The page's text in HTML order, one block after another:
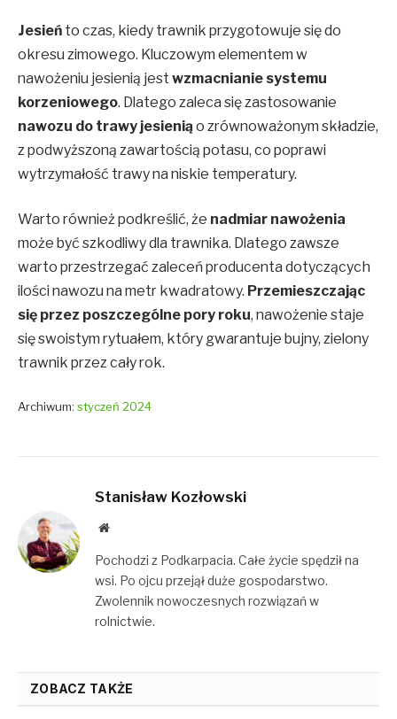
Jesień to czas, kiedy trawnik przygotowuje się do
okresu zimowego. Kluczowym elementem w
nawożeniu jesienią jest wzmacnianie systemu
korzeniowego. Dlatego zaleca się zastosowanie
nawozu do trawy jesienią o zrównoważonym składzie,
z podwyższoną zawartością potasu, co poprawi
wytrzymałość trawy na niskie temperatury.
Warto również podkreślić, że nadmiar nawożenia
może być szkodliwy dla trawnika. Dlatego zawsze
warto przestrzegać zaleceń producenta dotyczących
ilości nawozu na metr kwadratowy. Przemieszczając
się przez poszczególne pory roku, nawożenie staje
się swoistym rytuałem, który gwarantuje bujny, zielony
trawnik przez cały rok.
Archiwum: styczeń 2024
Stanisław Kozłowski
Website
Pochodzi z Podkarpacia. Całe życie spędził na
wsi. Po ojcu przejął duże gospodarstwo.
Zwolennik nowoczesnych rozwiązań w
rolnictwie.
ZOBACZ TAKŻE